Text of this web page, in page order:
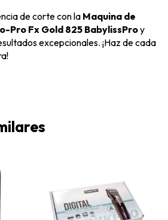
de corte con la Maquina de
Pro Fx Gold 825 BabylissProy
excepcionales. ¡Haz de cada